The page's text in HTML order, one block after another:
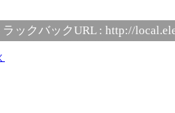
ラックバックURL : http://